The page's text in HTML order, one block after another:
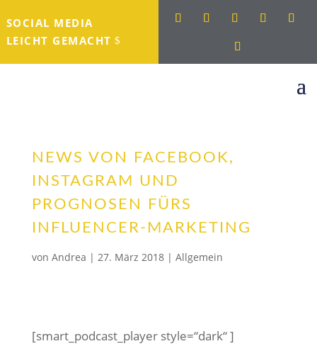
SOCIAL MEDIA
LEICHT GEMACHT
NEWS VON FACEBOOK,
INSTAGRAM UND
PROGNOSEN FÜRS
INFLUENCER-MARKETING
von Andrea | 27. März 2018| Allgemein
[smart_podcast_player style=“dark“ ]